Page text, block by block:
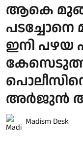
ആകെ
പടച്ചോനെ
ഇനി പഴയ
അര്‍ജുന്‍
Madism Desk